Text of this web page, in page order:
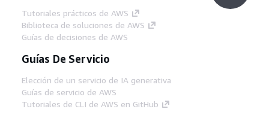
Tutoriales prácticos de AWS
Biblioteca de soluciones de AWS
Guías de decisiones de AWS
Guías De Servicio
Elección de un servicio de IA generativa
Guías de servicio de AWS
Tutoriales de CLI de AWS en GitHub